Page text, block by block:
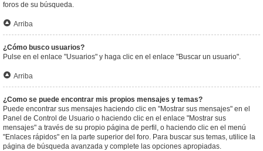
foros de su búsqueda.
Arriba
¿Cómo busco usuarios?
Pulse en el enlace "Usuarios" y haga clic en el enlace "Buscar un usuario".
Arriba
¿Como se puede encontrar mis propios mensajes y temas?
Puede encontrar sus mensajes haciendo clic en "Mostrar sus mensajes" en el
Panel de Control de Usuario o haciendo clic en el enlace "Mostrar sus
mensajes" a través de su propio página de perfil, o haciendo clic en el menú
"Enlaces rápidos" en la parte superior del foro. Para buscar sus temas, utilice la
página de búsqueda avanzada y complete las opciones apropiadas.